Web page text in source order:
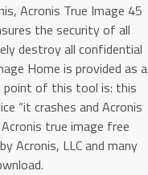
Acronis True Image 45
the security of all
destroy all confidential
Home is provided as a
point of this tool is: this
“it crashes and Acronis
true image free
Acronis, LLC and many